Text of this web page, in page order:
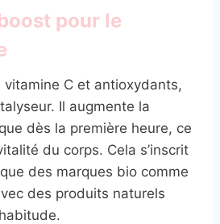
pour le
vitamine C et antioxydants,
Il augmente la
dès la première heure, ce
du corps. Cela s’inscrit
des marques bio comme
des produits naturels